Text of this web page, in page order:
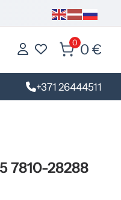
0 0 €
+371 26444511
7810-28288